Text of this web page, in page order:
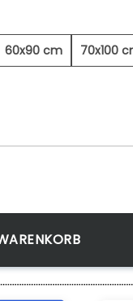
60x90 cm 70x100
Menge